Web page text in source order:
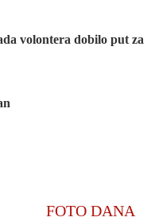
volontera dobilo put za
FOTO DANA